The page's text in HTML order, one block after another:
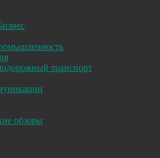
транспорт
обзоры